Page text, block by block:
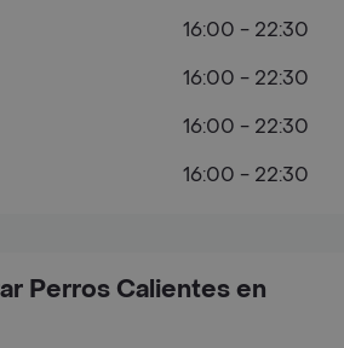
Perros Calientes en
16:00 - 22:30
16:00 - 22:30
16:00 - 22:30
16:00 - 22:30